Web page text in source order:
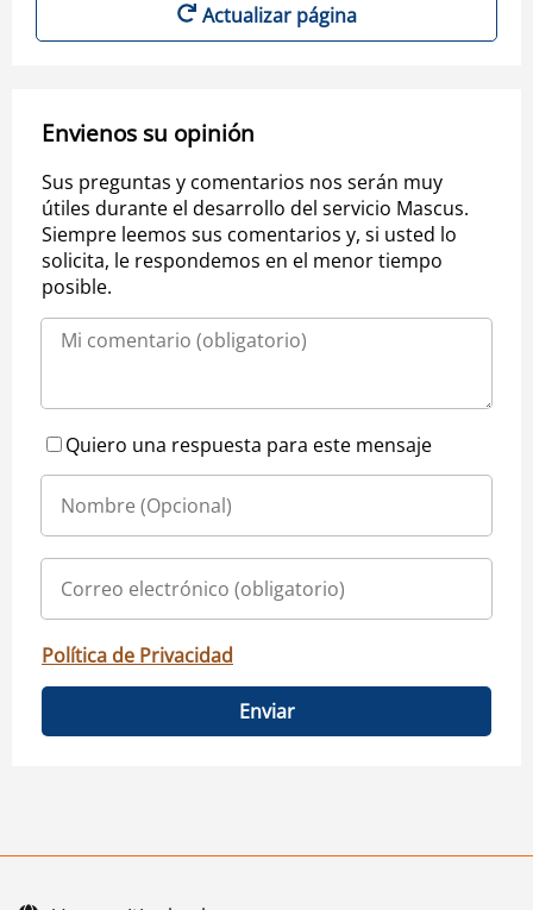
Actualizar página
Envienos su opinión
Sus preguntas y comentarios nos serán muy
útiles durante el desarrollo del servicio Mascus.
Siempre leemos sus comentarios y, si usted lo
solicita, le respondemos en el menor tiempo
posible.
Quiero una respuesta para este mensaje
Política de Privacidad
Enviar